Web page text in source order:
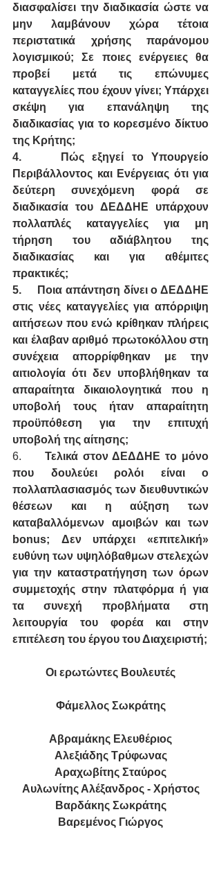
διασφαλίσει την διαδικασία ώστε να
μην λαμβάνουν χώρα τέτοια
περιστατικά χρήσης παράνομου
λογισμικού; Σε ποιες ενέργειες θα
προβεί μετά τις επώνυμες
καταγγελίες που έχουν γίνει; Υπάρχει
σκέψη για επανάληψη της
διαδικασίας για το κορεσμένο δίκτυο
της Κρήτης;
4.
Πώς εξηγεί το Υπουργείο
Περιβάλλοντος και Ενέργειας ότι για
δεύτερη συνεχόμενη φορά σε
διαδικασία του ΔΕΔΔΗΕ υπάρχουν
πολλαπλές καταγγελίες για μη
τήρηση του αδιάβλητου της
διαδικασίας και για αθέμιτες
πρακτικές;
5.
Ποια απάντηση δίνει ο ΔΕΔΔΗΕ
στις νέες καταγγελίες για απόρριψη
αιτήσεων που ενώ κρίθηκαν πλήρεις
και έλαβαν αριθμό πρωτοκόλλου στη
συνέχεια απορρίφθηκαν με την
αιτιολογία ότι δεν υποβλήθηκαν τα
απαραίτητα δικαιολογητικά που η
υποβολή τους ήταν απαραίτητη
προϋπόθεση για την επιτυχή
υποβολή της αίτησης;
6. Τελικά στον ΔΕΔΔΗΕ το μόνο
που δουλεύει ρολόι είναι ο
πολλαπλασιασμός των διευθυντικών
θέσεων και η αύξηση των
καταβαλλόμενων αμοιβών και των
bonus; Δεν υπάρχει «επιτελική»
ευθύνη των υψηλόβαθμων στελεχών
για την καταστρατήγηση των όρων
συμμετοχής στην πλατφόρμα ή για
τα συνεχή προβλήματα στη
λειτουργία του φορέα και στην
επιτέλεση του έργου του Διαχειριστή;
Οι ερωτώντες Βουλευτές
Φάμελλος Σωκράτης
Αβραμάκης Ελευθέριος
Αλεξιάδης Τρύφωνας
Αραχωβίτης Σταύρος
Αυλωνίτης Αλέξανδρος - Χρήστος
Βαρδάκης Σωκράτης
Βαρεμένος Γιώργος